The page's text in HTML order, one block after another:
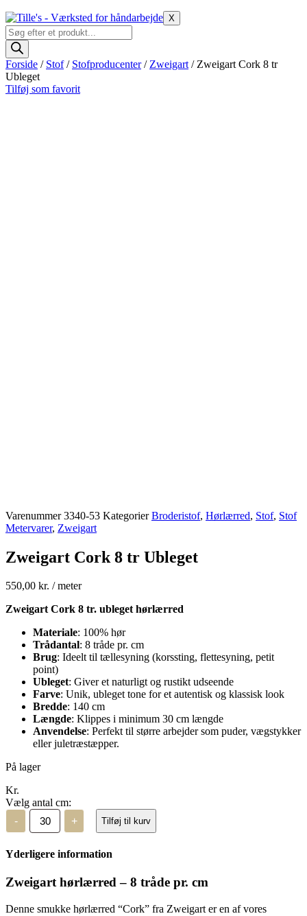
X
Products
search
Forside / Stof/ Stofproducenter/ Zweigart / Zweigart Cork 8 tr
Ubleget
Tilføj som favorit
Varenummer3340-53 Kategorier Broderistof, Hørlærred, Stof, Stof
Metervarer, Zweigart
Zweigart Cork 8 tr Ubleget
550,00 kr. / meter
Zweigart Cork 8 tr. ubleget hørlærred
Materiale: 100% hør
Trådantal: 8 tråde pr. cm
Brug: Ideelt til tællesyning (korssting, flettesyning, petit
point)
Ubleget: Giver et naturligt og rustikt udseende
Farve: Unik, ubleget tone for et autentisk og klassisk look
Bredde: 140 cm
Længde: Klippes i minimum 30 cm længde
Anvendelse: Perfekt til større arbejder som puder, vægstykker
eller juletræstæpper.
På lager
Kr.
Vælg antal cm:
-
Zweigart
Cork
8
tr
Ubleget
+ Tilføj til kurv
Yderligere information
Zweigart hørlærred – 8 tråde pr. cm
Denne smukke hørlærred “Cork” fra Zweigart er en af vores